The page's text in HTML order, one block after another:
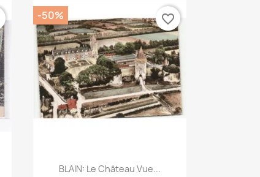
Aperçu rapide
BLAIN: Le Château Vue...
-50% favorite_border